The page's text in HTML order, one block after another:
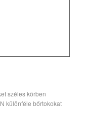
széles körben
különféle bőrtokokat